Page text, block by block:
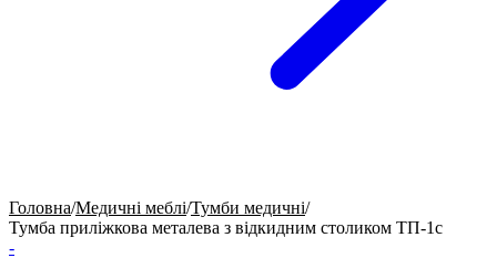
Головна/Медичні меблі/Тумби медичні/
Тумба приліжкова металева з відкидним столиком ТП-1с
-